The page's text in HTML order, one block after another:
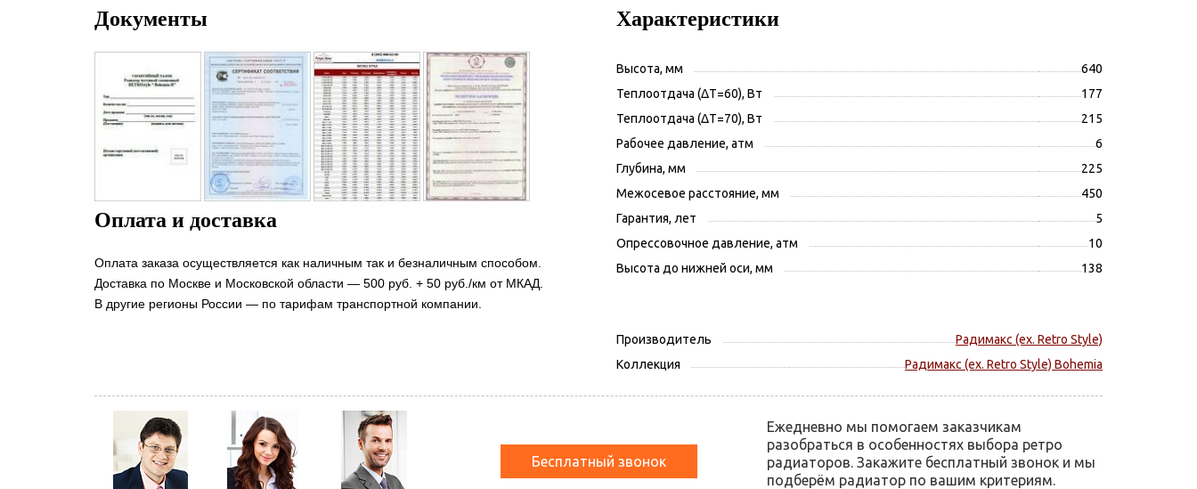
Документы
Оплата и доставка
Оплата заказа осуществляется как наличным так и безналичным способом.
Доставка по Москве и Московской области — 500 руб. + 50 руб./км от МКАД.
В другие регионы России — по тарифам транспортной компании.
Характеристики
Высота, мм
640
Теплоотдача (ΔT=60), Вт
177
Теплоотдача (ΔT=70), Вт
215
Рабочее давление, атм
6
Глубина, мм
225
Межосевое расстояние, мм
450
Гарантия, лет
5
Опрессовочное давление, атм
10
Высота до нижней оси, мм
138
Производитель
Радимакс (ex. Retro Style)
Коллекция
Радимакс (ex. Retro Style) Bohemia
Бесплатный звонок
Ежедневно мы помогаем заказчикам
разобраться в особенностях выбора ретро
радиаторов. Закажите бесплатный звонок и мы
подберём радиатор по вашим критериям.